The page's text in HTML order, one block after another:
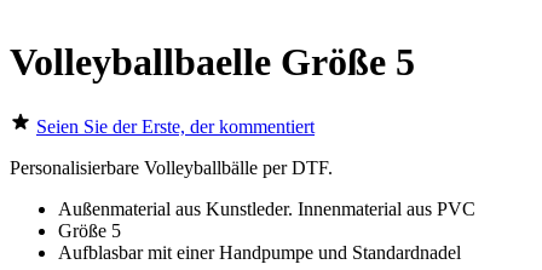
Volleyballbaelle Größe 5
Seien Sie der Erste, der kommentiert
Personalisierbare Volleyballbälle perDTF.
Außenmaterial aus Kunstleder. Innenmaterial aus PVC
Größe 5
Aufblasbar mit einer Handpumpe und Standardnadel